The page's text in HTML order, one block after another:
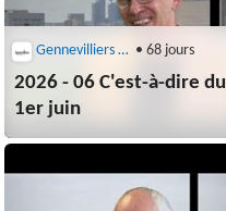
Gennevilliers (92230) • 68 jours
2026 - 06 C'est-à-dire du
1er juin